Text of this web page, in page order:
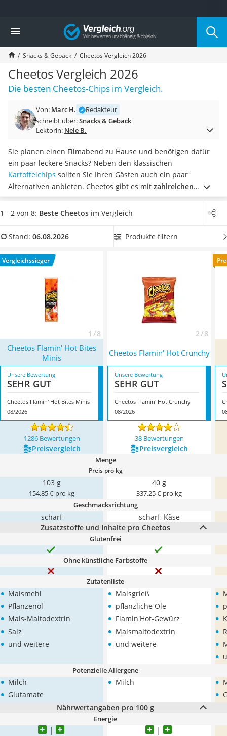
Die beliebtesten Vergleiche nach Kategorie
Lebensmittel
Schwarzkümmelöl
Knäckebrot
Schwarzkümmelöl-Kapseln
Manukahonig
Eiklar
Balsamico-Essig
Schwarzkümmelöl bio
Honig
Gemüsebrühe
Eiskaffee-Pulver
Irischer Whiskey
Grapefruitkernextrakt
Matcha-Set
MCT-Öl
Erythrit
Müsli ohne Zuckerzusatz
Vergleich
Snacks & Gebäck Cheetos Vergleich 2026
Cheetos Vergleich 2026
Die besten Cheetos-Chips im Vergleich.
Von: Marc H.
Redakteur
schreibt über:Snacks & Gebäck
Lektorin: Nele B.
Sie planen einen Filmabend zu Hause und benötigen dafür
ein paar leckere Snacks? Neben den klassischen
Kartoffelchips sollten Sie Ihren Gästen auch ein paar
Alternativen anbieten. Cheetos gibt es mit zahlreichen
Würzmischungen, und die meisten Cheetos-Varianten sind
zudem auch noch glutenfrei,wie diverse Tests im Internet
Vergleichstabelle, die in
einer größeren Verpackungseinheit
den nächsten Filmabend anlegen möchten. Überzeugt hat
uns hier im August 2026 besonders das Modell
Flamin' Hot Bites Minis
mit seinen Eigenschaften.
1 - 2 von 8: Beste Cheetos im Vergleich
Stand: 06.08.2026 Produkte filtern
Vergleichssieger
1 / 8 2 / 8
Cheetos Flamin' Hot Bites
Minis
Cheetos Flamin' Hot Crunchy
Unsere Bewertung
SEHR GUT
Cheetos Flamin' Hot Bites Minis
08/2026
Unsere Bewertung
SEHR GUT
Cheetos Flamin' Hot Crunchy
08/2026
1286 Bewertungen 38 Bewertungen
Preis­vergleich Preis­vergleich
Menge
Preis pro kg
103 g
154,85 € pro kg
40 g
337,25 € pro kg
Geschmacksrichtung
scharf
scharf, Käse
Zusatzstoffe und Inhalte pro Cheetos
Glutenfrei
Ohne künstliche Farbstoffe
Zutatenliste
• Maismehl
• Pflanzenöl
• Mais-Maltodextrin
• Salz
• und weitere
• Maisgrieß
• pflanzliche Öle
• Flamin'Hot-Gewürz
• Maismaltodextrin
• und weitere
•
•
•
•
•
•
Potenzielle Allergene
• Milch
• Glutamate
• Milch •
•
Nährwertangaben pro 100 g
Energie